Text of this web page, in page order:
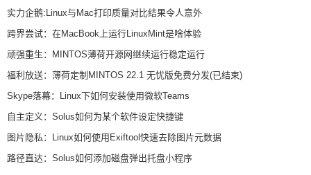
实力企鹅:Linux与Mac打印质量对比结果令人意外
跨界尝试：在MacBook上运行LinuxMint是啥体验
顽强重生：MINTOS薄荷开源网继续运行稳定运行
福利放送：薄荷定制MINTOS 22.1 无忧版免费分发(已结束)
Skype落幕：Linux下如何安装使用微软Teams
自主定义：Solus如何为某个软件设定快捷键
图片隐私：Linux如何使用Exiftool快速去除图片元数据
路径直达：Solus如何添加磁盘弹出托盘小程序